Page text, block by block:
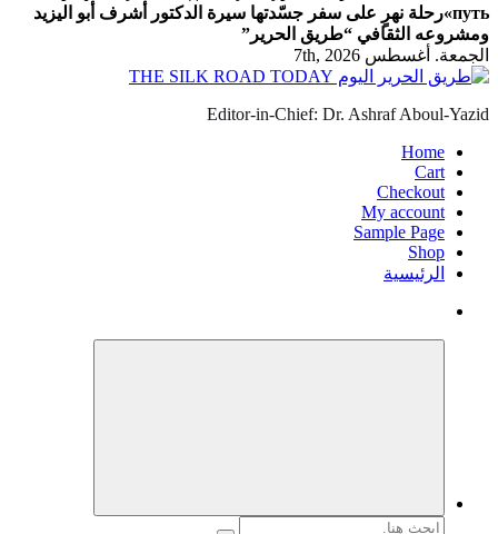
путь» رحلة نهرٍ على سفر جسّدتها سيرة الدكتور أشرف أبو اليزيد
ومشروعه الثقافي “طريق الحرير”
الجمعة. أغسطس 7th, 2026
Editor-in-Chief: Dr. Ashraf Aboul-Yazid
Home
Cart
Checkout
My account
Sample Page
Shop
الرئيسية
البحث